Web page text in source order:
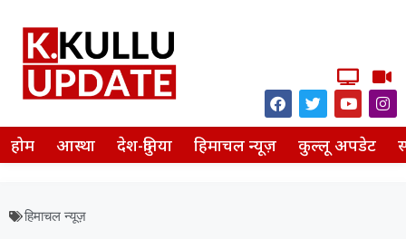
होम आस्था देश-दुनिया हिमाचल न्यूज़ कुल्लू अपडेट
हिमाचल न्यूज़